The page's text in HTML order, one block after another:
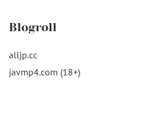
Blogroll
alljp.cc
javmp4.com (18+)